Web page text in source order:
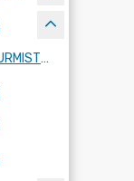
REJESTR ZARZĄDZEŃ BURMISTRZA KIKOŁA